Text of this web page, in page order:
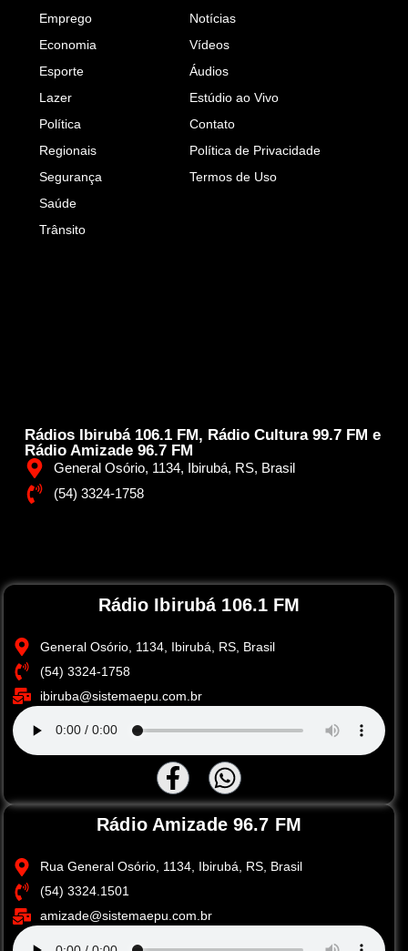
Rádios Ibirubá 106.1 FM, Rádio Cultura 99.7 FM e
Rádio Amizade 96.7 FM
General Osório, 1134, Ibirubá, RS, Brasil
(54) 3324-1758
Emprego
Economia
Esporte
Lazer
Política
Regionais
Segurança
Saúde
Trânsito
Notícias
Vídeos
Áudios
Estúdio ao Vivo
Contato
Política de Privacidade
Termos de Uso
Rádio Ibirubá 106.1 FM
General Osório, 1134, Ibirubá, RS, Brasil
(54) 3324-1758
ibiruba@sistemaepu.com.br
Rádio Amizade 96.7 FM
Rua General Osório, 1134, Ibirubá, RS, Brasil
(54) 3324.1501
amizade@sistemaepu.com.br